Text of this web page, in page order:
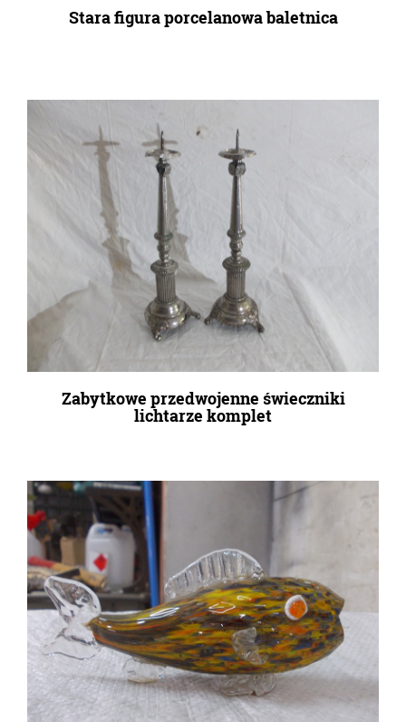
Stara figura porcelanowa baletnica
Zabytkowe przedwojenne świeczniki
lichtarze komplet